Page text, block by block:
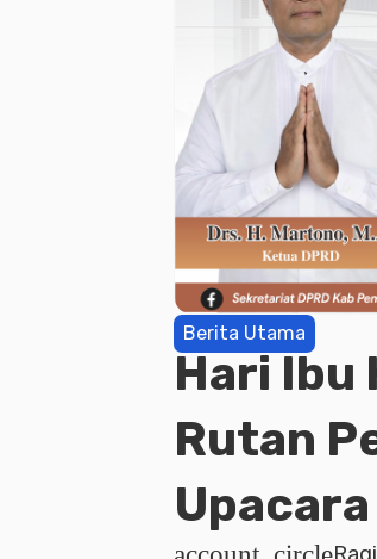
Berita Utama
Hari Ibu
Rutan
Upacara